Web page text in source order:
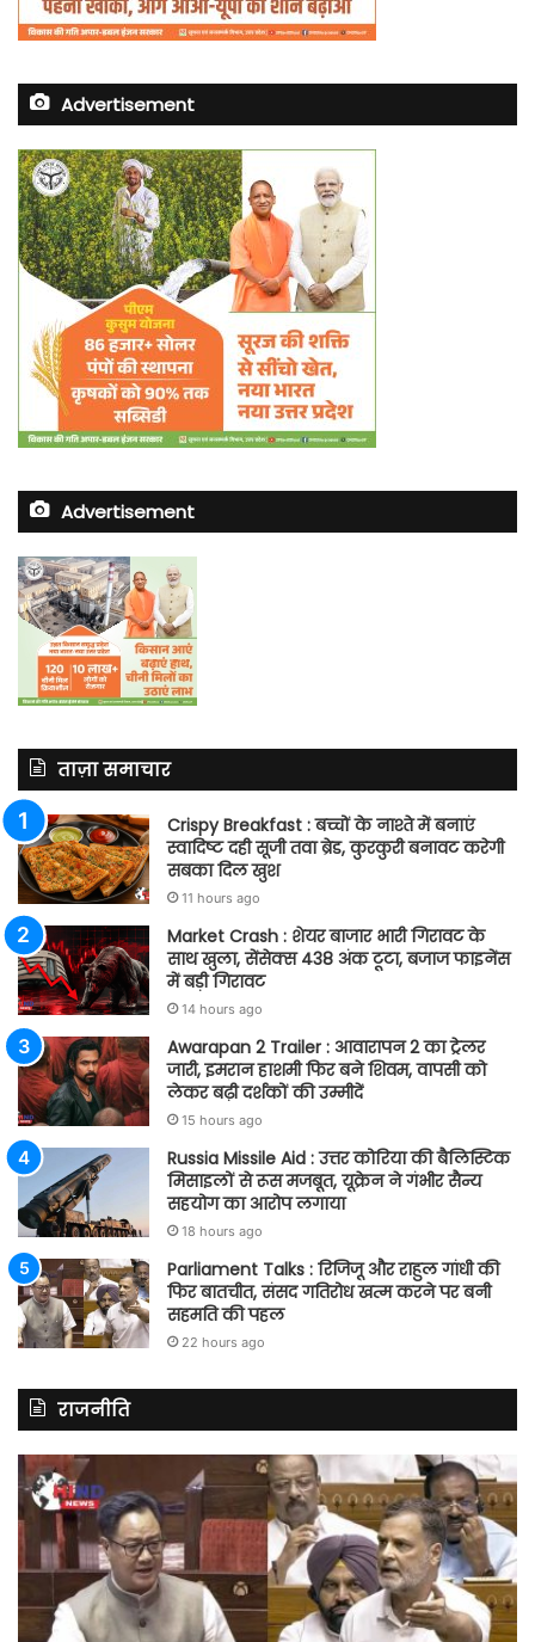
Advertisement
Advertisement
ताज़ा समाचार
Crispy Breakfast : बच्चों के नाश्ते में बनाएं
स्वादिष्ट दही सूजी तवा ब्रेड, कुरकुरी बनावट करेगी
सबका दिल खुश
11 hours ago
Market Crash : शेयर बाजार भारी गिरावट के
साथ खुला, सेंसेक्स 438 अंक टूटा, बजाज फाइनेंस
में बड़ी गिरावट
14 hours ago
Awarapan 2 Trailer : आवारापन 2 का ट्रेलर
जारी, इमरान हाशमी फिर बने शिवम, वापसी को
लेकर बढ़ी दर्शकों की उम्मीदें
15 hours ago
Russia Missile Aid : उत्तर कोरिया की बैलिस्टिक
मिसाइलों से रूस मजबूत, यूक्रेन ने गंभीर सैन्य
सहयोग का आरोप लगाया
18 hours ago
Parliament Talks : रिजिजू और राहुल गांधी की
फिर बातचीत, संसद गतिरोध खत्म करने पर बनी
सहमति की पहल
22 hours ago
राजनीति